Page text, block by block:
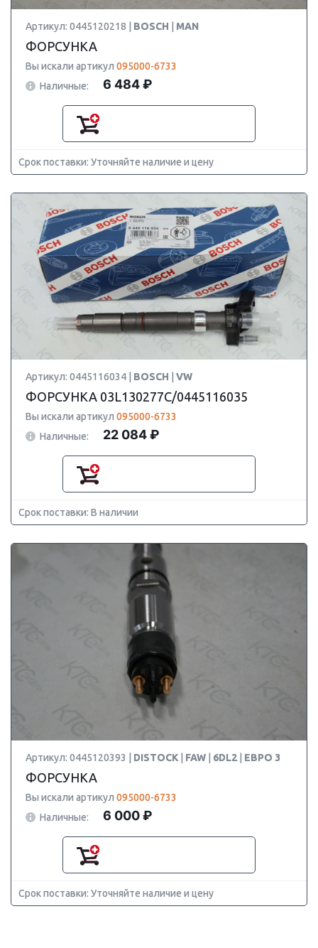
Артикул: 0445120218 | BOSCH MAN
ФОРСУНКА
Вы искали артикул 095000-6733
Наличные:
6 484 ₽
Срок поставки: Уточняйте наличие и цену
Артикул: 0445116034 | BOSCH VW
ФОРСУНКА 03L130277C/0445116035
Вы искали артикул 095000-6733
Наличные:
22 084 ₽
Срок поставки: В наличии
Артикул: 0445120393 | DISTOCK FAW 6DL2 ЕВРО 3
ФОРСУНКА
Вы искали артикул 095000-6733
Наличные:
6 000 ₽
Срок поставки: Уточняйте наличие и цену